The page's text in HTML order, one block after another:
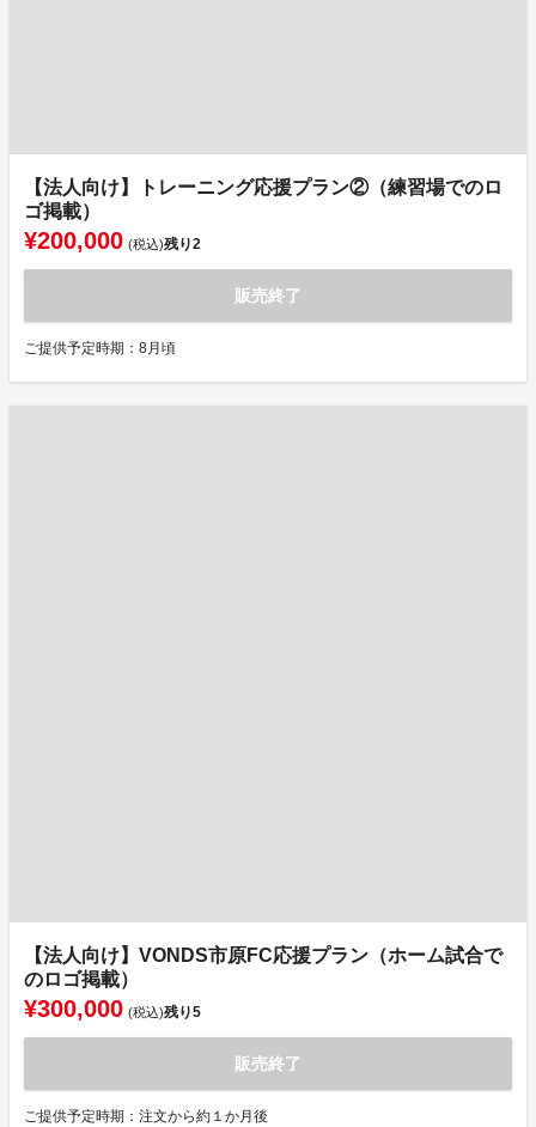
【法人向け】トレーニング応援プラン②（練習場でのロ
ゴ掲載）
¥200,000 (税込)残り2
販売終了
ご提供予定時期：8月頃
【法人向け】VONDS市原FC応援プラン（ホーム試合で
のロゴ掲載）
¥300,000 (税込)残り5
販売終了
ご提供予定時期：注文から約１か月後